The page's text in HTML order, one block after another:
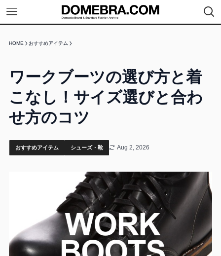
HOME おすすめアイテム
ワークブーツの選び方と着
こなし！サイズ選びと合わ
せ方のコツ
おすすめアイテム シューズ・靴 Aug 2, 2026